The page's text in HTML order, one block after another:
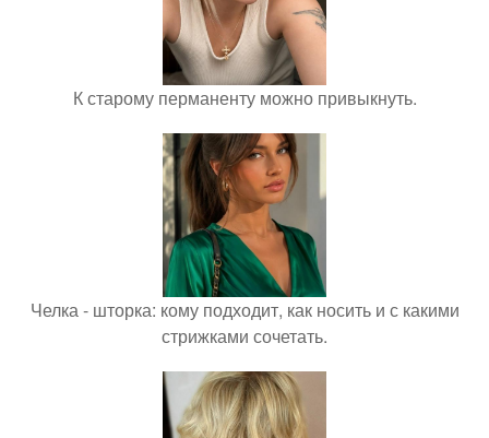
К старому перманенту можно привыкнуть.
Челка - шторка: кому подходит, как носить и с какими
стрижками сочетать.